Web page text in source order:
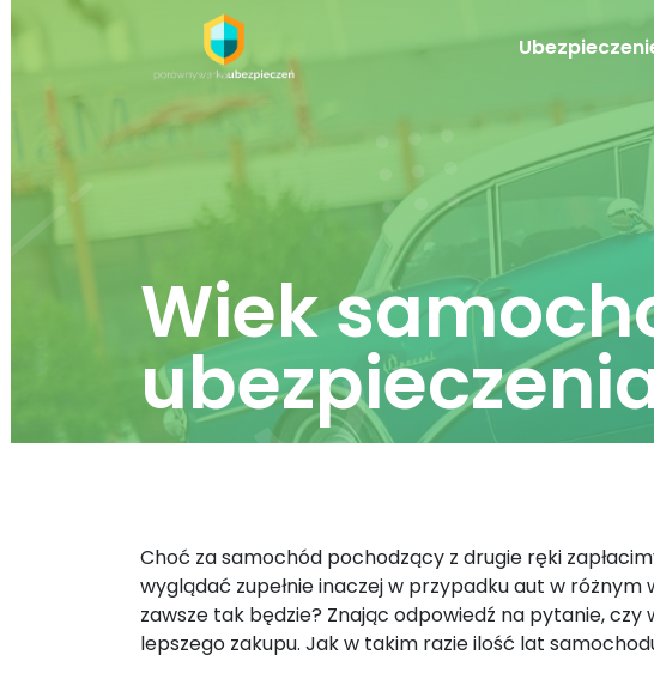
Wiek
Choć za samochód pochodzący z drugie ręki
wyglądać zupełnie inaczej w przypadku aut w różnym
zawsze tak będzie? Znając odpowiedź na pytanie,
lepszego zakupu. Jak w takim razie ilość lat